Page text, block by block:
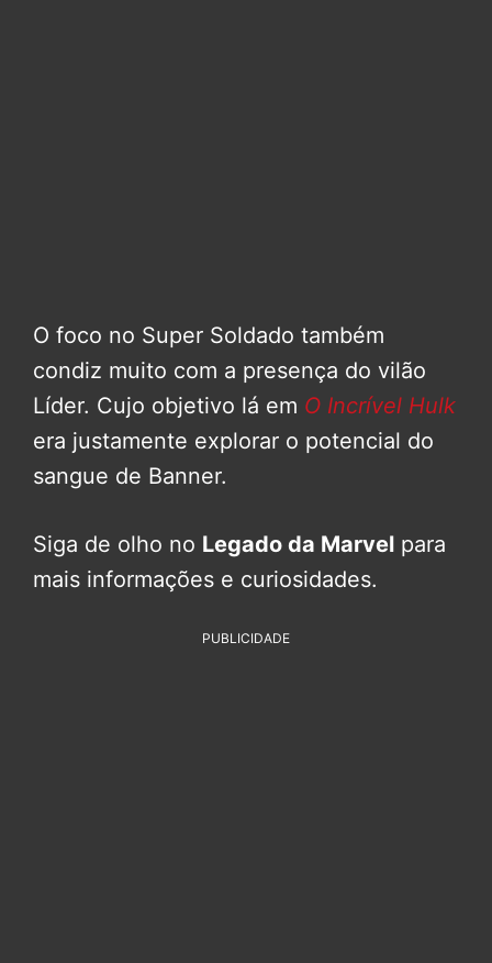
O foco no Super Soldado também
condiz muito com a presença do vilão
Líder. Cujo objetivo lá em O Incrível Hulk
era justamente explorar o potencial do
sangue de Banner.
Siga de olho no Legado da Marvel para
mais informações e curiosidades.
PUBLICIDADE